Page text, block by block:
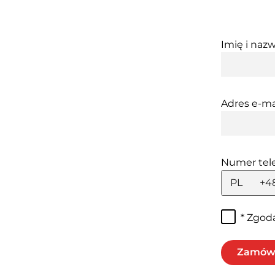
Imię i
Adres e-
Numer
PL
*